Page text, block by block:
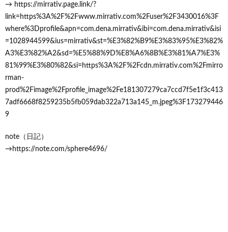
→ https://mirrativ.page.link/?
link=https%3A%2F%2Fwww.mirrativ.com%2Fuser%2F3430016%3F
where%3Dprofile&apn=com.dena.mirrativ&ibi=com.dena.mirrativ&isi
=1028944599&ius=mirrativ&st=%E3%82%B9%E3%83%95%E3%82%
A3%E3%82%A2&sd=%E5%88%9D%E8%A6%8B%E3%81%A7%E3%
81%99%E3%80%82&si=https%3A%2F%2Fcdn.mirrativ.com%2Fmirro
rman-
prod%2Fimage%2Fprofile_image%2Fe181307279ca7ccd7f5e1f3c413
7adf6668f8259235b5fb059dab322a713a145_m.jpeg%3F173279446
9
note（日記）
→https://note.com/sphere4696/